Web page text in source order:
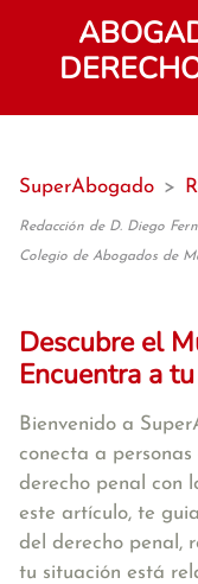
SuperAbogado >
Redacción de D. Diego
Colegio de Abogados de
Descubre el
Encuentra a
Bienvenido a
conecta a
derecho penal con
este artículo, te
del derecho penal,
tu situación está